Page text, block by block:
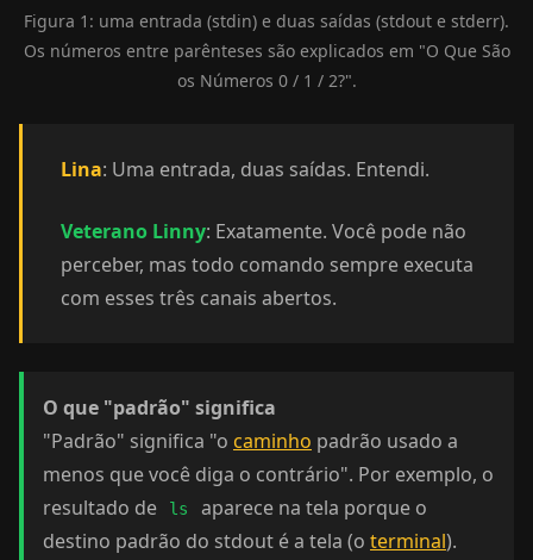
Figura 1: uma entrada (stdin) e duas saídas (stdout e stderr).
Os números entre parênteses são explicados em "O Que São
os Números 0 / 1 / 2?".
Lina: Uma entrada, duas saídas. Entendi.
Veterano Linny: Exatamente. Você pode não
perceber, mas todo comando sempre executa
com esses três canais abertos.
O que "padrão" significa
"Padrão" significa "o caminho padrão usado a
menos que você diga o contrário". Por exemplo, o
resultado de
ls
aparece na tela porque o
destino padrão do stdout é a tela (o terminal).